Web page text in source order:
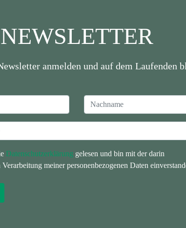
NEWSLETTER
anmelden und auf dem Laufenden
Datenschutzerklärung gelesen und bin mit der darin
Verarbeitung meiner personenbezogenen Daten